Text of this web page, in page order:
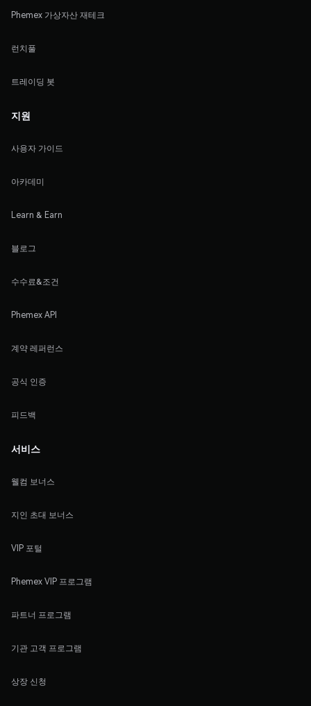
Phemex 가상자산 재테크
런치풀
트레이딩 봇
지원
사용자 가이드
아카데미
Learn & Earn
블로그
수수료&조건
Phemex API
계약 레퍼런스
공식 인증
피드백
서비스
웰컴 보너스
지인 초대 보너스
VIP 포털
Phemex VIP 프로그램
파트너 프로그램
기관 고객 프로그램
상장 신청